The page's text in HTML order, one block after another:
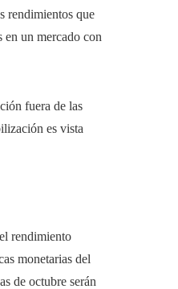
rendimientos que
en un mercado con
fuera de las
es vista
rendimiento
monetarias del
de octubre serán